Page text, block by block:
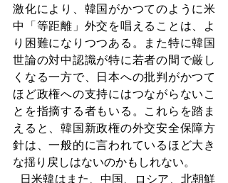
激化により、韓国がかつてのように米
中「等距離」外交を唱えることは、よ
り困難になりつつある。また特に韓国
世論の対中認識が特に若者の間で厳し
くなる一方で、日本への批判がかつて
ほど政権への支持にはつながらないこ
とを指摘する者もいる。これらを踏ま
えると、韓国新政権の外交安全保障方
針は、一般的に言われているほど大き
な揺り戻しはないのかもしれない。